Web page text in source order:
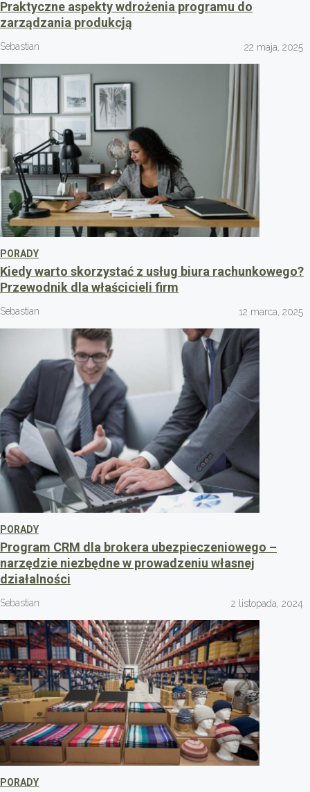
Praktyczne aspekty wdrożenia programu do
zarządzania produkcją
Sebastian 22 maja, 2025
PORADY
Kiedy warto skorzystać z usług biura rachunkowego?
Przewodnik dla właścicieli firm
Sebastian 12 marca, 2025
PORADY
Program CRM dla brokera ubezpieczeniowego –
narzędzie niezbędne w prowadzeniu własnej
działalności
Sebastian 2 listopada, 2024
PORADY